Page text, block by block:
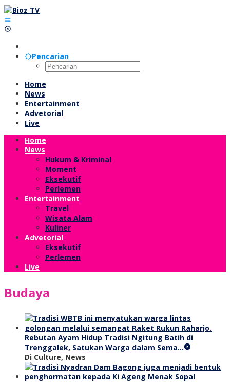
Lewati
ke
konten
Pencarian
Home
News
Entertainment
Advetorial
Live
Home
News
Hukum & Kriminal
Moment
Eksekutif
Perlemen
Entertainment
Travel
Wisata Alam
Kuliner
Advetorial
Eksekutif
Perlemen
Live
Budaya
Rebutan Ayam Hidup Tradisi Ngitung Batih di
Trenggalek, Satukan Warga dalam Sema…
Di Culture, News